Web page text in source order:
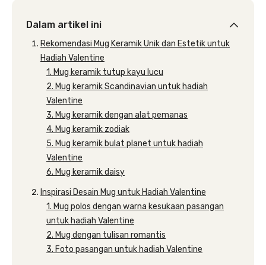
Dalam artikel ini
Rekomendasi Mug Keramik Unik dan Estetik untuk
Hadiah Valentine
1. Mug keramik tutup kayu lucu
2. Mug keramik Scandinavian untuk hadiah
Valentine
3. Mug keramik dengan alat pemanas
4. Mug keramik zodiak
5. Mug keramik bulat planet untuk hadiah
Valentine
6. Mug keramik daisy
Inspirasi Desain Mug untuk Hadiah Valentine
1. Mug polos dengan warna kesukaan pasangan
untuk hadiah Valentine
2. Mug dengan tulisan romantis
3. Foto pasangan untuk hadiah Valentine